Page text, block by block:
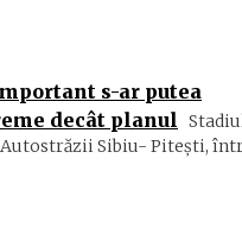
s-ar putea
decât planul
Sibiu- Piteşti,